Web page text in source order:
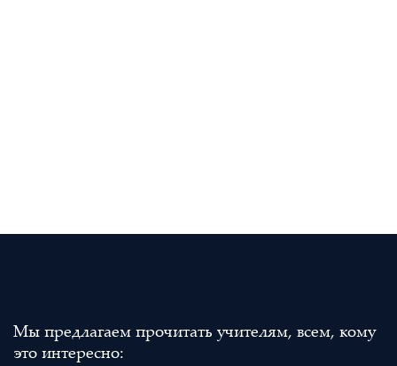
Мы предлагаем прочитать учителям, всем, кому
это интересно: